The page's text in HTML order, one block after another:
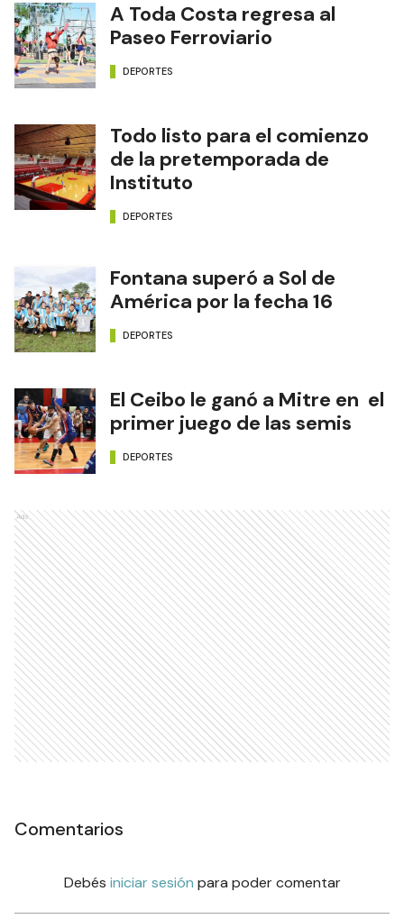
A Toda Costa regresa al
Paseo Ferroviario
DEPORTES
Todo listo para el comienzo
de la pretemporada de
Instituto
DEPORTES
Fontana superó a Sol de
América por la fecha 16
DEPORTES
El Ceibo le ganó a Mitre en el
primer juego de las semis
DEPORTES
Ads
Comentarios
Debés iniciar sesión para poder comentar